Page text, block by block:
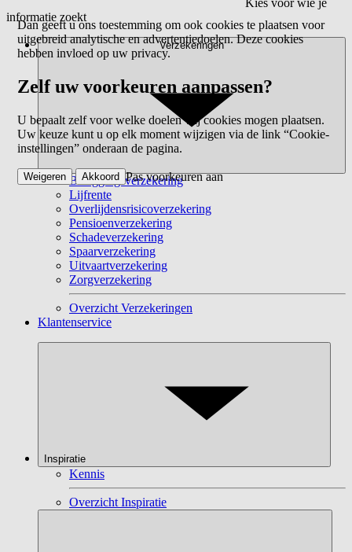
informatie zoekt
Verzekeringen
Beleggingsverzekering
Lijfrente
Overlijdensrisicoverzekering
Pensioenverzekering
Schadeverzekering
Spaarverzekering
Uitvaartverzekering
Zorgverzekering
Overzicht Verzekeringen
Klantenservice
Inspiratie
Kennis
Overzicht Inspiratie
Dan geeft u ons toestemming om ook cookies te plaatsen voor
uitgebreid analytische en advertentiedoelen. Deze cookies
hebben invloed op uw privacy.
Zelf uw voorkeuren aanpassen?
U bepaalt zelf voor welke doelen wij cookies mogen plaatsen.
Uw keuze kunt u op elk moment wijzigen via de link “Cookie-
instellingen” onderaan de pagina.
Pas voorkeuren aan
Weigeren Akkoord